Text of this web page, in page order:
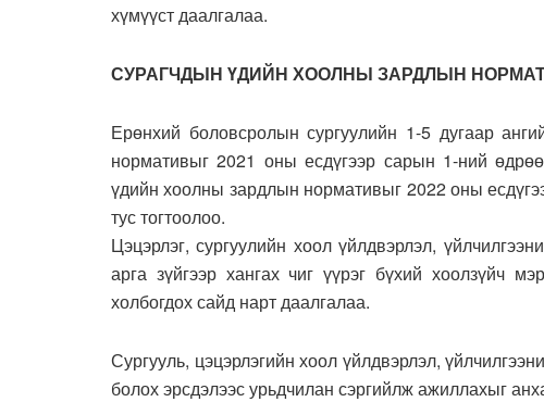
хүмүүст даалгалаа.
СУРАГЧДЫН ҮДИЙН ХООЛНЫ ЗАРДЛЫН
Ерөнхий боловсролын сургуулийн 1-5 дугаар
нормативыг 2021 оны есдүгээр сарын 1-ний
үдийн хоолны зардлын нормативыг 2022 оны
тус тогтоолоо.
Цэцэрлэг, сургуулийн хоол үйлдвэрлэл,
арга зүйгээр хангах чиг үүрэг бүхий хоолзүйч
холбогдох сайд нарт даалгалаа.
Сургууль, цэцэрлэгийн хоол үйлдвэрлэл,
болох эрсдэлээс урьдчилан сэргийлж ажиллахыг